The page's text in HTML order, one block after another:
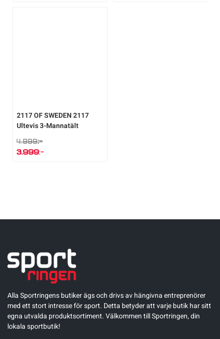
2117 OF SWEDEN2117
Ultevis 3-Mannatält
4.999:-
3.999:-
Alla Sportringens butiker ägs och drivs av hängivna entreprenörer
med ett stort intresse för sport. Detta betyder att varje butik har sitt
egna utvalda produktsortiment. Välkommen till Sportringen, din
lokala sportbutik!